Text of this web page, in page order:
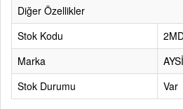
Diğer Özellikler
Stok Kodu
Marka
Stok Durumu
Var